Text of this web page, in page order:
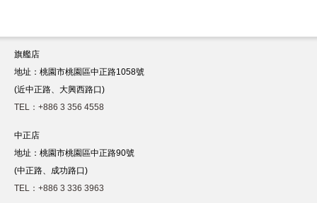
旗艦店
地址：桃園市桃園區中正路1058號
(近中正路、大興西路口)
TEL：+886 3 356 4558
中正店
地址：桃園市桃園區中正路90號
(中正路、成功路口)
TEL：+886 3 336 3963